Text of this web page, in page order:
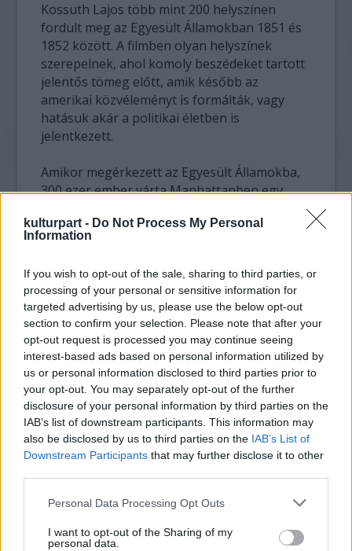
kulturpart - Do Not Process My Personal
Information
If you wish to opt-out of the sale, sharing to third parties, or
processing of your personal or sensitive information for
targeted advertising by us, please use the below opt-out
section to confirm your selection. Please note that after your
opt-out request is processed you may continue seeing
interest-based ads based on personal information utilized by
us or personal information disclosed to third parties prior to
your opt-out. You may separately opt-out of the further
disclosure of your personal information by third parties on the
IAB’s list of downstream participants. This information may
also be disclosed by us to third parties on the IAB’s List of
Downstream Participants that may further disclose it to other
Please note that this website/app uses one or more Google
not limited to your visit or usage behaviour. You may click to
Personal Data Processing Opt Outs
I want to opt-out of the Sharing of my
personal data.
Kossuth Lajos több mint 200 helyszínen
fordult meg az Egyesült Államokban 1851 és
1852 között. A filmben olyan helyszínek
szerepelnek, ahol komoly beszédeket tartott
jelentős tömeg előtt, amik később az
amerikai közvéleményt is formálták, vagy
hatásuk akár a politikai életben is
jelentkezett.
Amikor megérkezett az Egyesült Államokba,
300 ezer ember várta Manhattanben egy
„Mózes, Krisztus, Washington, Kossuth – a
mi fölszabadítóink” felirat szerepelt – fejtette
A mozi első hat része történeti szempontból
igyekszik összefoglalni Kossuth kinti útját.
Helyi történészek elemzik a magyar államférfi
hatását, és kiderül az is, hogy mi lehetett az
oka annak, hogy a kezdeti sikereket
követően, mire a déli államokba ért, már
szinte senki sem fogadta őt – magyarázta az
alkotó.
Az is bemutatásra kerül majd – folytatta,
hogy Kossuth milyen politikai viharokat
kavart az Egyesült Államokban, továbbá hogy
déli államokban elterjedt politikai nézeteket.